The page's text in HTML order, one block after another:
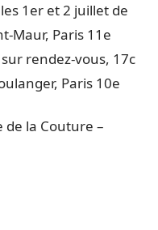
1er et 2 juillet de
Maur, Paris 11e
rendez-vous, 17c
Paris 10e
de la Couture –